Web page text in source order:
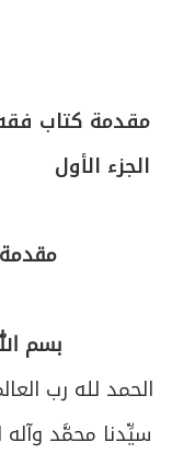
مقدمة كتاب
الجزء الأول
بسم
الحمد لله رب
سيِّدنا محمَّد وآله
المبحث الثالث ـ المطهّرات
الثاني ـ الأرض
الرابع ـ الاستحالة
الخامس ـ الانقلاب